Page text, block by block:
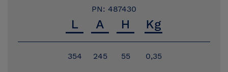
PN: 487430
354 245 55 0,35